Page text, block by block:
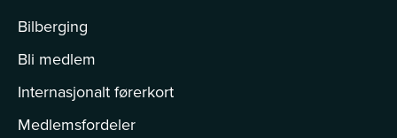
Bilberging
Bli medlem
Internasjonalt førerkort
Medlemsfordeler